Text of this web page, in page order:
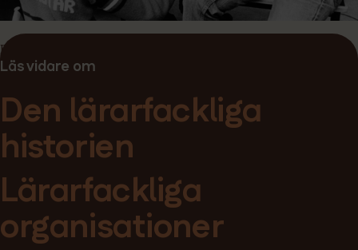
Foto: Sven Oredson.
Läs vidare om
Den lärarfackliga
historien
Lärarfackliga
organisationer